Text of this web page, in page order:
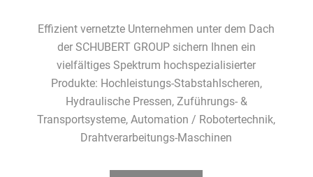
Effizient vernetzte Unternehmen unter dem Dach
der SCHUBERT GROUP sichern Ihnen ein
vielfältiges Spektrum hochspezialisierter
Produkte: Hochleistungs-Stabstahlscheren,
Hydraulische Pressen, Zuführungs- &
Transportsysteme, Automation / Robotertechnik,
Drahtverarbeitungs-Maschinen